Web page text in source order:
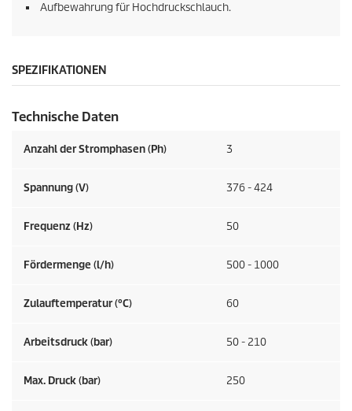
Aufbewahrung für Hochdruckschlauch.
SPEZIFIKATIONEN
Technische Daten
Anzahl der Stromphasen (Ph) 3
Spannung (V) 376 - 424
Frequenz (Hz) 50
Fördermenge (l/h) 500 - 1000
Zulauftemperatur (°C) 60
Arbeitsdruck (bar) 50 - 210
Max. Druck (bar) 250